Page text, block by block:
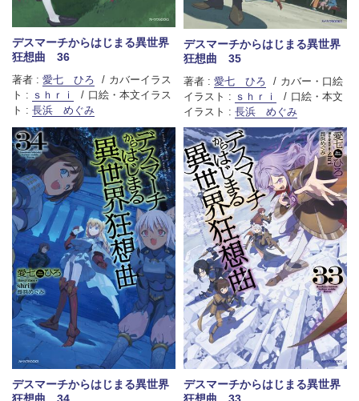
デスマーチからはじまる異世界
狂想曲 36
著者 : 愛七 ひろ
カバーイラス
ト : ｓｈｒｉ
口絵・本文イラス
ト : 長浜 めぐみ
デスマーチからはじまる異世界
狂想曲 35
著者 : 愛七 ひろ
カバー・口絵
イラスト : ｓｈｒｉ
口絵・本文
イラスト : 長浜 めぐみ
デスマーチからはじまる異世界
狂想曲 34
デスマーチからはじまる異世界
狂想曲 33